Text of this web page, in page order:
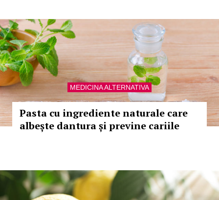
MEDICINA ALTERNATIVA
Pasta cu ingrediente naturale care
albește dantura și previne cariile